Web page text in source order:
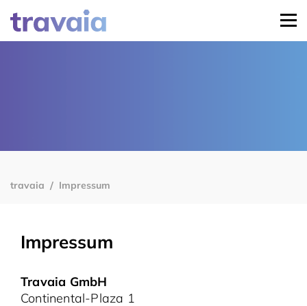
travaia Impressum
Impressum
Travaia GmbH
Continental-Plaza 1